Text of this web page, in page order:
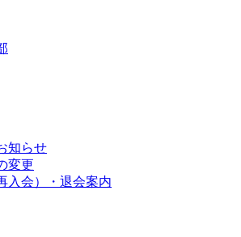
知らせ
変更
入会）・退会案内